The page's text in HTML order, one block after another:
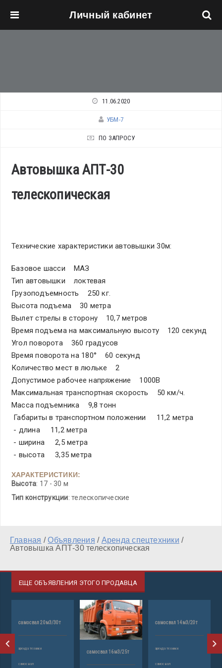
Личный кабинет
11.06.2020
УБМ-7
ПО ЗАПРОСУ
Автовышка АПТ-30
телескопическая
Технические характеристики автовышки 30м:
Базовое шасси МАЗ
Тип автовышки локтевая
Грузоподъемность 250 кг.
Высота подъема 30 метра
Вылет стрелы в сторону 10,7 метров
Время подъема на максимальную высоту 120 секунд
Угол поворота 360 градусов
Время поворота на 180° 60 секунд
Количество мест в люльке 2
Допустимое рабочее напряжение 1000В
Максимальная транспортная скорость 50 км/ч.
Масса подъемника 9,8 тонн
Габариты в транспортном положении 11,2 метра
- длина 11,2 метра
- ширина 2,5 метра
- высота 3,35 метра
ХАРАКТЕРИСТИКИ:
Высота: 17 - 30 м
Тип конcтрукции: телескопические
Главная / Объявления / Аренда спецтехники /
Автовышка АПТ-30 телескопическая
ЕЩЕ ОБЪЯВЛЕНИЯ ЭТОГО ПРОДАВЦА
самосвал 20м3/30т
аренда техники
самосвал
самосвал 16м3/25т
самосвал 14м3/20т
аренда техники
самосвал